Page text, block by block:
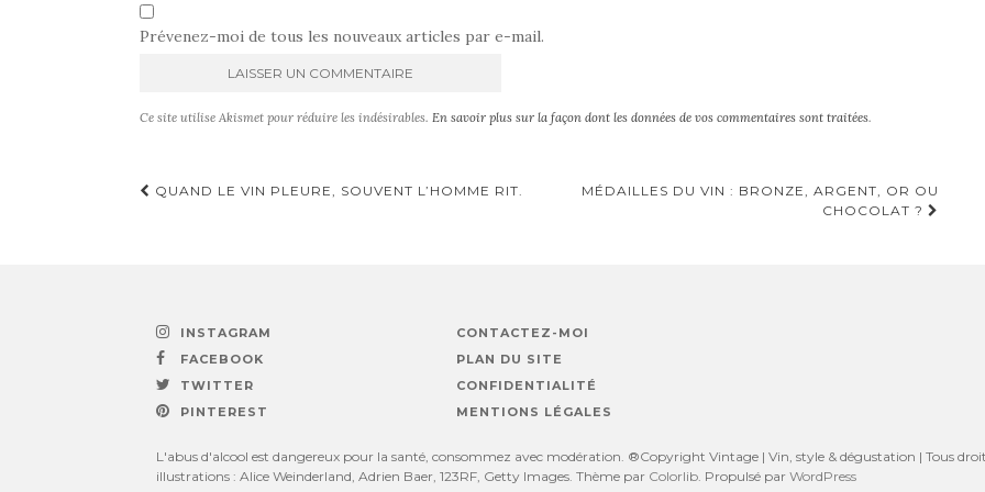
Prévenez-moi de tous les nouveaux articles par e-mail.
l
r
Ce site utilise Akismet pour réduire les indésirables. En savoir plus sur la façon dont les données de vos commentaires sont traitées.
Navigation
QUAND LE VIN PLEURE, SOUVENT L’HOMME RIT.
MÉDAILLES DU VIN : BRONZE, ARGENT, OR OU
CHOCOLAT ?
INSTAGRAM
FACEBOOK
TWITTER
PINTEREST
CONTACTEZ-MOI
PLAN DU SITE
CONFIDENTIALITÉ
MENTIONS LÉGALES
L'abus d'alcool est dangereux pour la santé, consommez avec modération. ®Copyright Vintage | Vin, style & dégustation | Tous
illustrations : Alice Weinderland, Adrien Baer, 123RF, Getty Images. Thème par Colorlib. Propulsé par WordPress